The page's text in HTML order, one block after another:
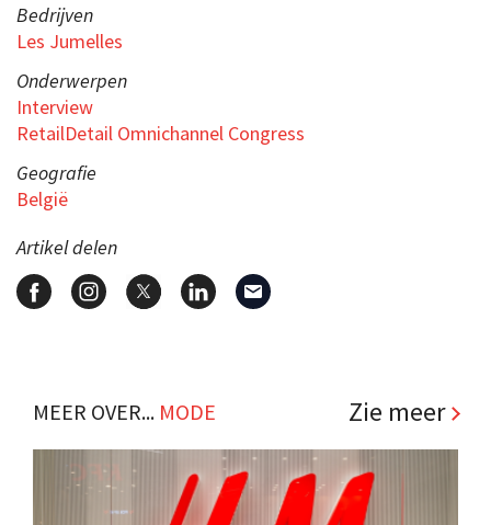
Bedrijven
Les Jumelles
Onderwerpen
Interview
RetailDetail Omnichannel Congress
Geografie
België
Artikel delen
MEER OVER... MODE Zie meer